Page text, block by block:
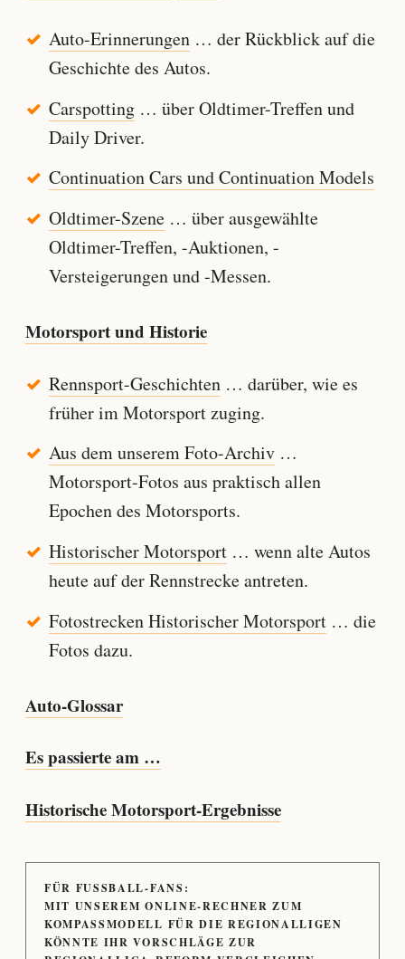
Auto-Erinnerungen… der Rückblick auf die
Geschichte des Autos.
Carspotting… über Oldtimer-Treffen und
Daily Driver.
Continuation Cars und Continuation Models
Oldtimer-Szene… über ausgewählte
Oldtimer-Treffen, -Auktionen, -
Versteigerungen und -Messen.
Motorsport und Historie
Rennsport-Geschichten… darüber, wie es
früher im Motorsport zuging.
Aus dem unserem Foto-Archiv…
Motorsport-Fotos aus praktisch allen
Epochen des Motorsports.
Historischer Motorsport… wenn alte Autos
heute auf der Rennstrecke antreten.
Fotostrecken Historischer Motorsport… die
Fotos dazu.
Auto-Glossar
Es passierte am …
Historische Motorsport-Ergebnisse
FÜR FUSSBALL-FANS:
MIT UNSEREM ONLINE-RECHNER ZUM
KOMPASSMODELL FÜR DIE REGIONALLIGEN
KÖNNTE IHR VORSCHLÄGE ZUR